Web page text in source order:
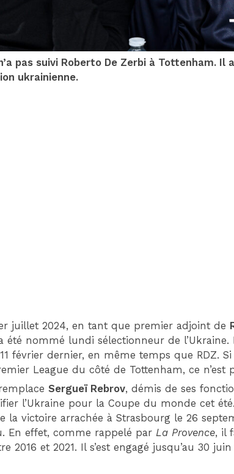
pas suivi Roberto De Zerbi à Tottenham.
ukrainienne.
juillet 2024, en tant que premier adjoint de
été nommé lundi sélectionneur de
février dernier, en même temps que RDZ.
League du côté de Tottenham, ce n’est
Sergueï Rebrov, démis de ses
l’Ukraine pour la Coupe du monde cet
la victoire arrachée à Strasbourg le 26
En effet, comme rappelé par La Provence, il
2016 et 2021. Il s’est engagé jusqu’au 30 juin